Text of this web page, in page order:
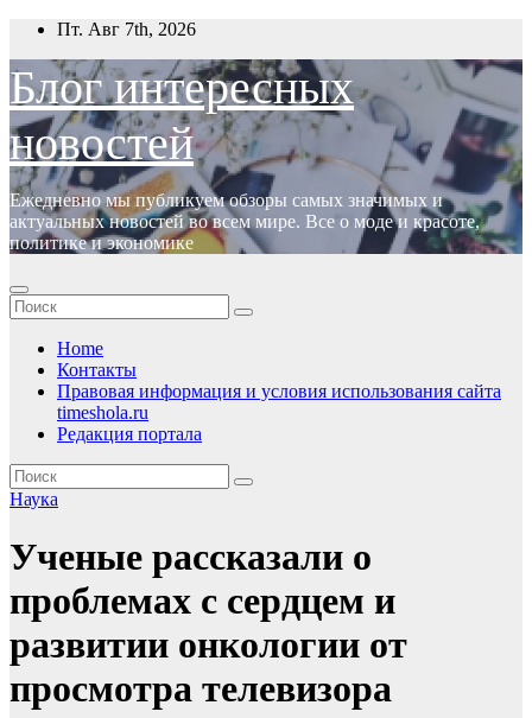
Перейти
содержимому
Пт. Авг 7th, 2026
Блог интересных
новостей
Ежедневно мы публикуем обзоры самых значимых и
актуальных новостей во всем мире. Все о моде и красоте,
политике и экономике
Home
Контакты
Правовая информация и условия использования сайта
timeshola.ru
Редакция портала
Наука
Ученые рассказали о
проблемах с сердцем и
развитии онкологии от
просмотра телевизора